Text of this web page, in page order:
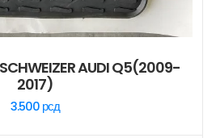
AUDI Q5(2009-
2017)
3.500 рсд